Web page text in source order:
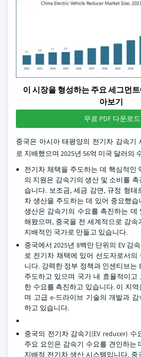
이 시장을 형성하는 주요 세그먼
아보기
무료 PDF 다운로드
중국은 아시아 태평양의 전기차 감속기
로 지배했으며 2025년 56억 미국 달러의
전기차 채택을 주도하는 데 핵심적인
의 지원은 감속기의 생산 및 소비를
습니다. 보조금, 세금 감면, 규정 형태
차 생산을 주도하는 데 있어 중요했습
생산은 감속기의 수요를 촉진하는 데
해왔으며, 중국을 전 세계적으로 감속
지배적인 국가로 만들고 있습니다.
중국에서 2025년 8백만 단위의 EV 감
로 전기차 채택에 있어 선도자로서의
니다. 강력한 정부 정책과 인센티브는
주도하고 있으며 국가 내 효율적이고
한 수요를 촉진하고 있습니다. 이 지
며 고급 e-드라이브 기술의 개발과
하고 있습니다.
중국의 전기차 감속기(EV reducer)
주요 요인은 감속기 수요를 견인하는
지배적 전기차 생산 시스템입니다. 중